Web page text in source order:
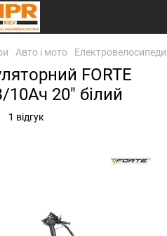
Авто і мото Електровелосипеди
FORTE
10Ач 20" білий
1 відгук